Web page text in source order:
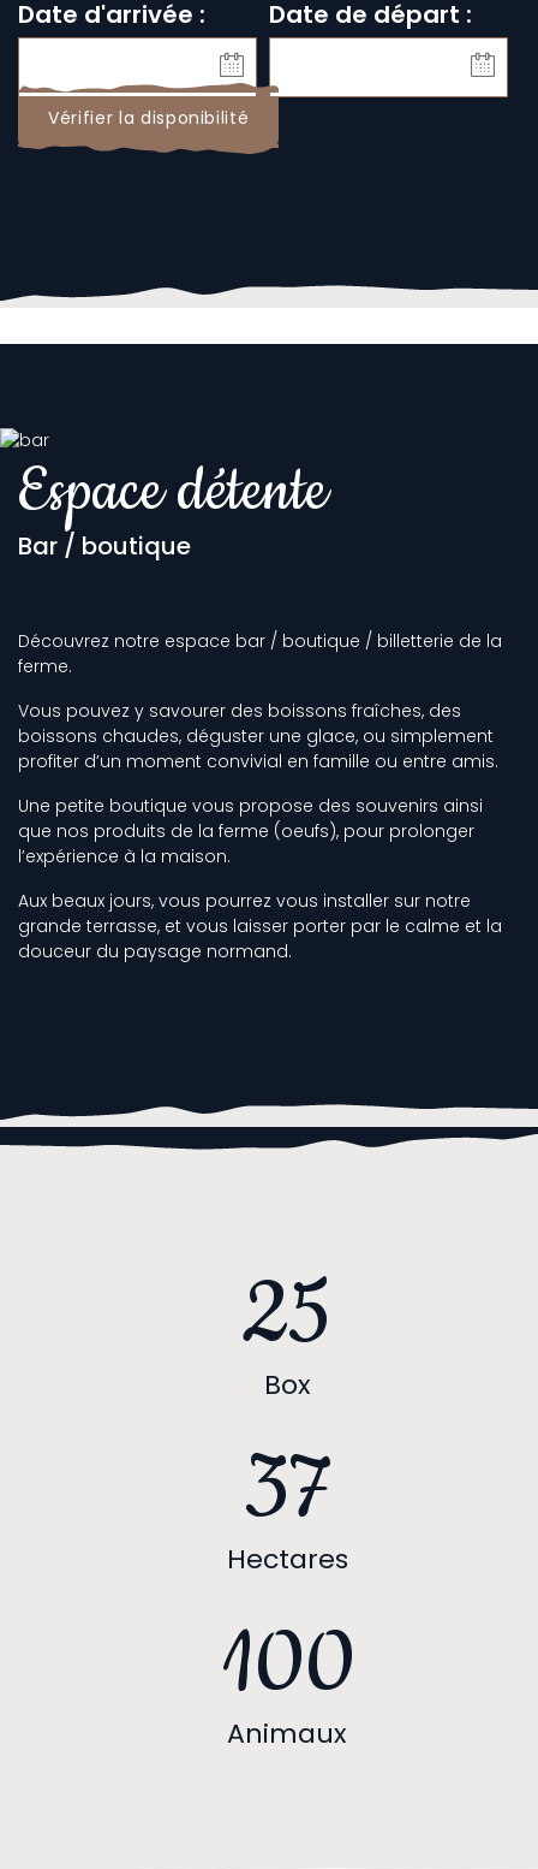
Date d'arrivée : Date de départ :
Vérifier la disponibilité
Espace détente
Bar / boutique
Découvrez notre espace bar / boutique / billetterie de la
ferme.
Vous pouvez y savourer des boissons fraîches, des
boissons chaudes, déguster une glace, ou simplement
profiter d’un moment convivial en famille ou entre amis.
Une petite boutique vous propose des souvenirs ainsi
que nos produits de la ferme (oeufs), pour prolonger
l’expérience à la maison.
Aux beaux jours, vous pourrez vous installer sur notre
grande terrasse, et vous laisser porter par le calme et la
douceur du paysage normand.
25
Box
37
Hectares
100
Animaux